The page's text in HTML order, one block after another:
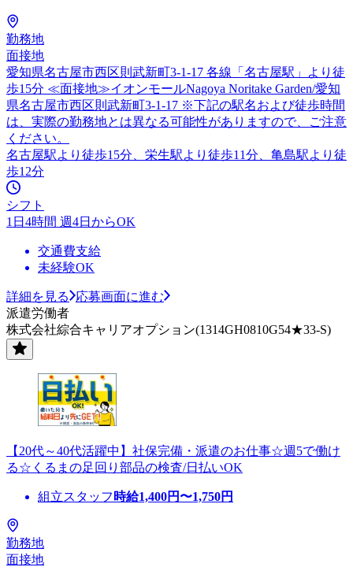
勤務地
面接地
愛知県名古屋市西区則武新町3-1-17 各線「名古屋駅」より徒
歩15分 ≪面接地≫イオンモールNagoya Noritake Garden/愛知
県名古屋市西区則武新町3-1-17 ※下記の駅名および徒歩時間
は、実際の勤務地とは異なる可能性がありますので、ご注意
ください。
名古屋駅より徒歩15分、栄生駅より徒歩11分、亀島駅より徒
歩12分
シフト
1日4時間 週4日からOK
交通費支給
未経験OK
詳細を見る
応募画面に進む
派遣労働者
株式会社綜合キャリアオプション(1314GH0810G54★33-S)
【20代～40代活躍中】社保完備・派遣のお仕事☆週5で働け
る☆くるまの足回り部品の検査/日払いOK
組立スタッフ 時給1,400円〜1,750円
勤務地
面接地